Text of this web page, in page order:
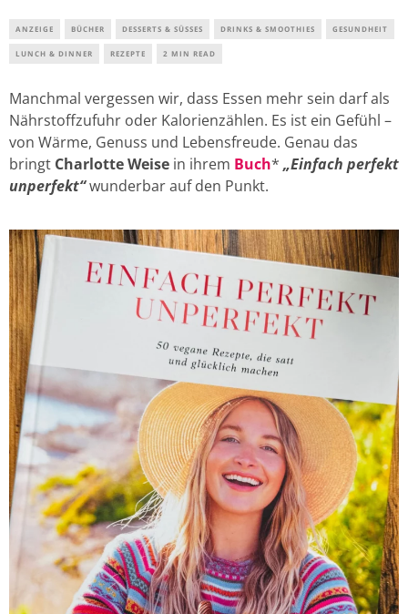
ANZEIGE BÜCHER DESSERTS & SÜSSES DRINKS & SMOOTHIES GESUNDHEIT
LUNCH & DINNER REZEPTE 2 MIN READ
Manchmal vergessen wir, dass Essen mehr sein darf als
Nährstoffzufuhr oder Kalorienzählen. Es ist ein Gefühl –
von Wärme, Genuss und Lebensfreude. Genau das
bringt Charlotte Weise in ihrem Buch* „Einfach perfekt
unperfekt“wunderbar auf den Punkt.